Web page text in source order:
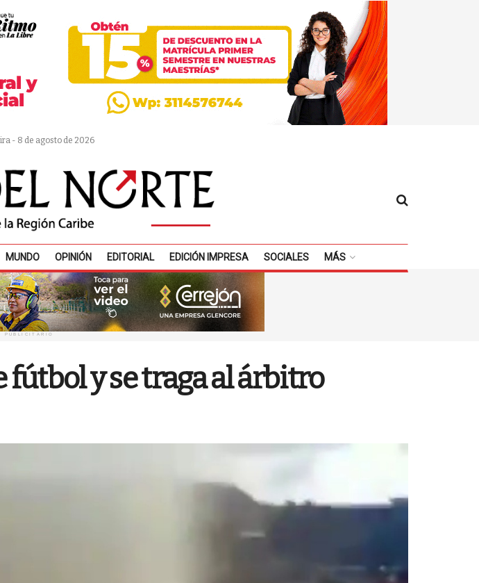
- 8 de agosto de 2026
MUNDO OPINIÓN EDITORIAL EDICIÓN IMPRESA SOCIALES MÁS
PUBLICITARIO
y se traga al árbitro